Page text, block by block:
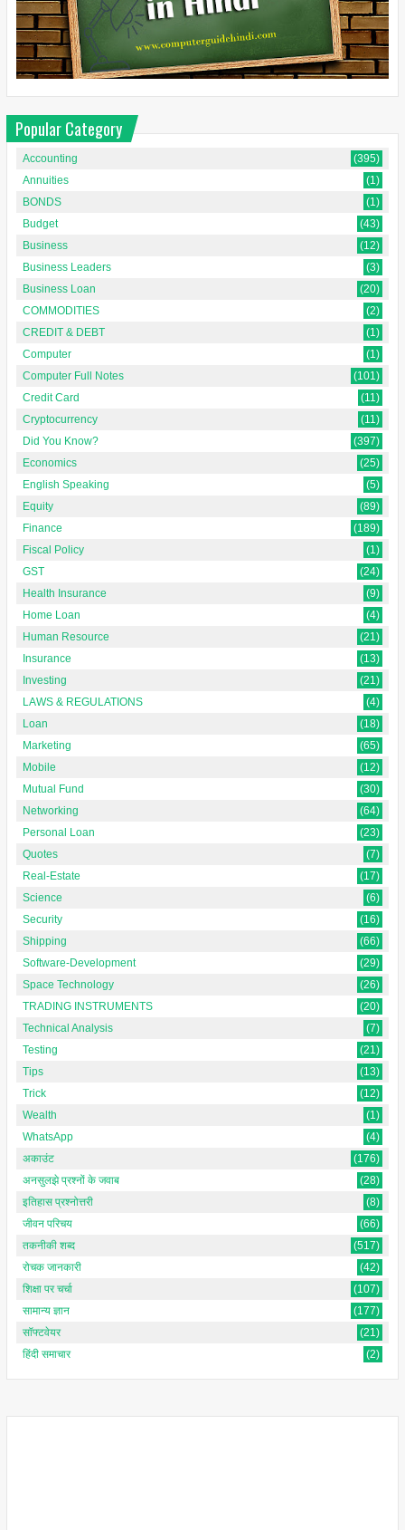
Popular Category
Accounting
(395)
Annuities
(1)
BONDS
(1)
Budget
(43)
Business
(12)
Business Leaders
(3)
Business Loan
(20)
COMMODITIES
(2)
CREDIT & DEBT
(1)
Computer
(1)
Computer Full Notes
(101)
Credit Card
(11)
Cryptocurrency
(11)
Did You Know?
(397)
Economics
(25)
English Speaking
(5)
Equity
(89)
Finance
(189)
Fiscal Policy
(1)
GST
(24)
Health Insurance
(9)
Home Loan
(4)
Human Resource
(21)
Insurance
(13)
Investing
(21)
LAWS & REGULATIONS
(4)
Loan
(18)
Marketing
(65)
Mobile
(12)
Mutual Fund
(30)
Networking
(64)
Personal Loan
(23)
Quotes
(7)
Real-Estate
(17)
Science
(6)
Security
(16)
Shipping
(66)
Software-Development
(29)
Space Technology
(26)
TRADING INSTRUMENTS
(20)
Technical Analysis
(7)
Testing
(21)
Tips
(13)
Trick
(12)
Wealth
(1)
WhatsApp
(4)
अकाउंट
(176)
अनसुलझे प्रश्नों के जवाब
(28)
इतिहास प्रश्नोत्तरी
(8)
जीवन परिचय
(66)
तकनीकी शब्द
(517)
रोचक जानकारी
(42)
शिक्षा पर चर्चा
(107)
सामान्य ज्ञान
(177)
सॉफ्टवेयर
(21)
हिंदी समाचार
(2)